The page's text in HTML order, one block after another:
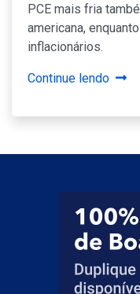
PCE mais fria
americana,
inflacionários.
Continue lendo